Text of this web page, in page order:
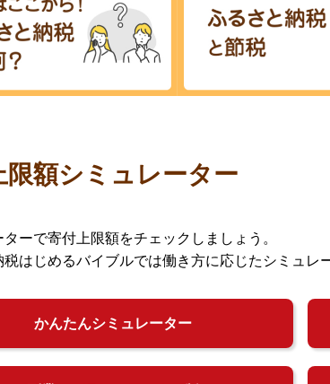
限額シミュレーター
ターで寄付上限額をチェックしましょう。
はじめるバイブルでは働き方に応じたシミュレ
かんたんシミュレーター